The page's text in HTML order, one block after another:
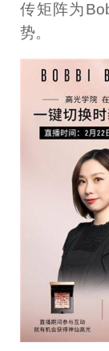
传矩阵为
势。